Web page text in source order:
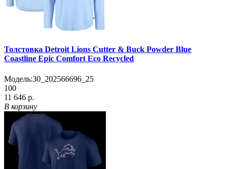
Толстовка Detroit Lions Cutter & Buck Powder Blue
Coastline Epic Comfort Eco Recycled
Модель:30_202566696_25
100
11 646 р.
В корзину